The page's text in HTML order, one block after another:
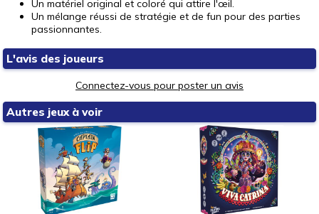
Un matériel original et coloré qui attire l'œil.
Un mélange réussi de stratégie et de fun pour des parties
passionnantes.
L'avis des joueurs
Connectez-vous pour poster un avis
Autres jeux à voir